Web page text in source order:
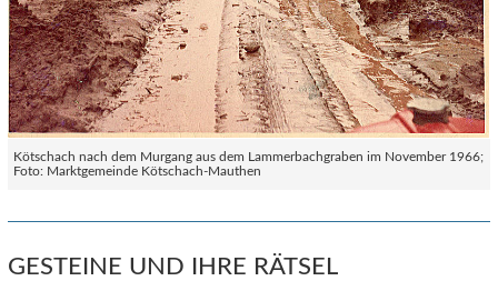
Kötschach nach dem Murgang aus dem Lammerbachgraben im November 1966;
Foto: Marktgemeinde Kötschach-Mauthen
GESTEINE UND IHRE RÄTSEL